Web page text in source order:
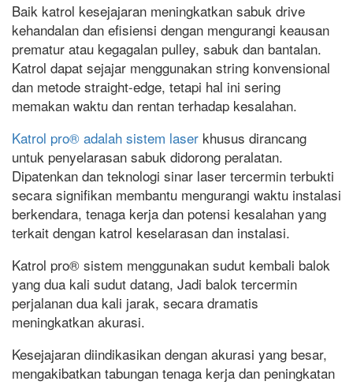
Baik katrol kesejajaran meningkatkan sabuk drive
kehandalan dan efisiensi dengan mengurangi keausan
prematur atau kegagalan pulley, sabuk dan bantalan.
Katrol dapat sejajar menggunakan string konvensional
dan metode straight-edge, tetapi hal ini sering
memakan waktu dan rentan terhadap kesalahan.
Katrol pro® adalah sistem laser khusus dirancang
untuk penyelarasan sabuk didorong peralatan.
Dipatenkan dan teknologi sinar laser tercermin terbukti
secara signifikan membantu mengurangi waktu instalasi
berkendara, tenaga kerja dan potensi kesalahan yang
terkait dengan katrol keselarasan dan instalasi.
Katrol pro® sistem menggunakan sudut kembali balok
yang dua kali sudut datang, Jadi balok tercermin
perjalanan dua kali jarak, secara dramatis
meningkatkan akurasi.
Kesejajaran diindikasikan dengan akurasi yang besar,
mengakibatkan tabungan tenaga kerja dan peningkatan